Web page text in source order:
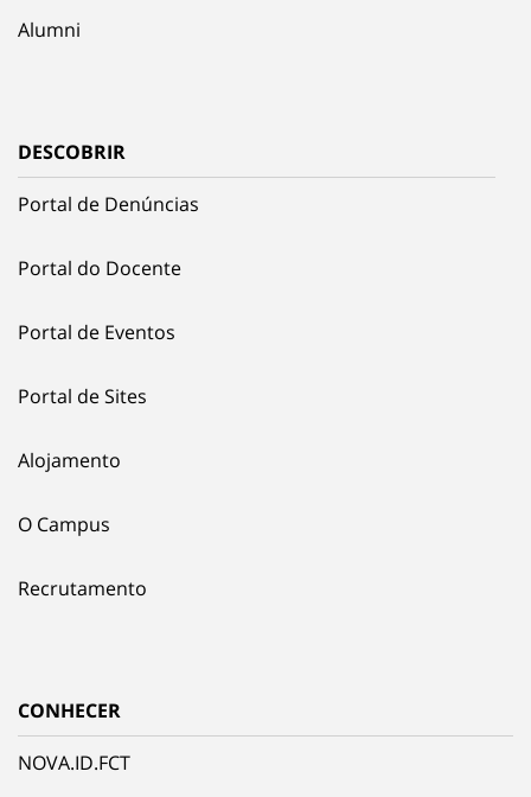
Alumni
DESCOBRIR
Portal de Denúncias
Portal do Docente
Portal de Eventos
Portal de Sites
Alojamento
O Campus
Recrutamento
CONHECER
NOVA.ID.FCT